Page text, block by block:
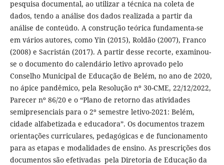
pesquisa documental, ao utilizar a técnica na coleta de
dados, tendo a análise dos dados realizada a partir da
análise de conteúdo. A construção teórica fundamenta-se
em vários autores, como Yin (2015), Roldão (2007), Franco
(2008) e Sacristán (2017). A partir desse recorte, examinou-
se o documento do calendário letivo aprovado pelo
Conselho Municipal de Educação de Belém, no ano de 2020,
no ápice pandêmico, pela Resolução nº 30-CME, 22/12/2022,
Parecer nº 86/20 e o “Plano de retorno das atividades
semipresenciais para o 2º semestre letivo-2021: Belém,
cidade alfabetizada e educadora”. Os documentos trazem
orientações curriculares, pedagógicas e de funcionamento
para as etapas e modalidades de ensino. As prescrições dos
documentos são efetivadas pela Diretoria de Educação da